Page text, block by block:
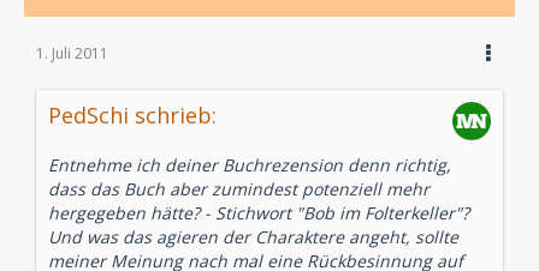
1. Juli 2011
PedSchi schrieb:
Entnehme ich deiner Buchrezension denn richtig,
dass das Buch aber zumindest potenziell mehr
hergegeben hätte? - Stichwort "Bob im Folterkeller"?
Und was das agieren der Charaktere angeht, sollte
meiner Meinung nach mal eine Rückbesinnung auf